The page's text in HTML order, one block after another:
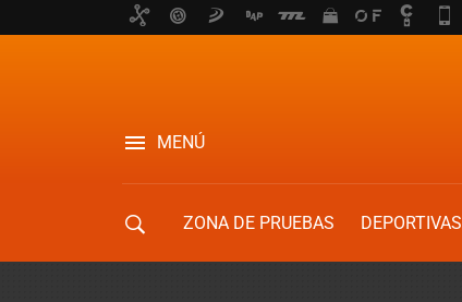
MENÚ
ZONA DE PRUEBAS DEPORTIVAS